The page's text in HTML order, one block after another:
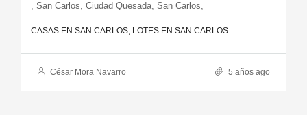
, San Carlos, Ciudad Quesada, San Carlos,
CASAS EN SAN CARLOS, LOTES EN SAN CARLOS
César Mora Navarro 5 años ago